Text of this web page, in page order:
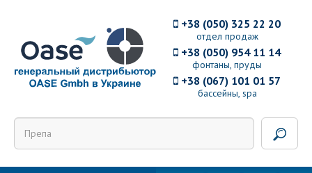
отдел продаж
+38 (050) 325 22 20
фонтаны, пруды
+38 (050) 954 11 14
бассейны, spa
+38 (067) 101 01 57